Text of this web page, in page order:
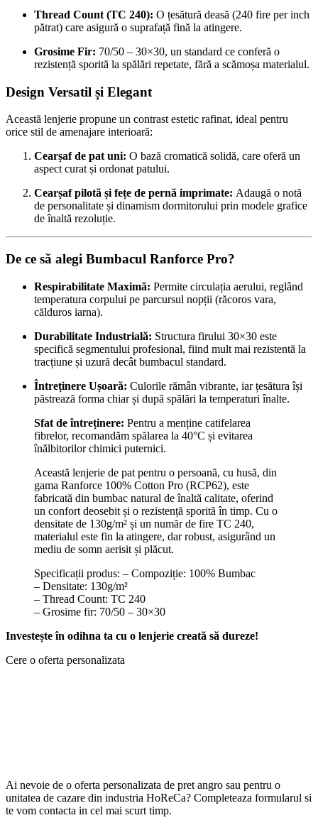
Thread Count (TC 240): O țesătură deasă (240 fire per inch
pătrat) care asigură o suprafață fină la atingere.
Grosime Fir: 70/50 – 30×30, un standard ce conferă o
rezistență sporită la spălări repetate, fără a scămoșa materialul.
Design Versatil și Elegant
Această lenjerie propune un contrast estetic rafinat, ideal pentru
orice stil de amenajare interioară:
Cearșaf de pat uni: O bază cromatică solidă, care oferă un
aspect curat și ordonat patului.
Cearșaf pilotă și fețe de pernă imprimate: Adaugă o notă
de personalitate și dinamism dormitorului prin modele grafice
de înaltă rezoluție.
De ce să alegi Bumbacul Ranforce Pro?
Respirabilitate Maximă: Permite circulația aerului, reglând
temperatura corpului pe parcursul nopții (răcoros vara,
călduros iarna).
Durabilitate Industrială: Structura firului 30×30 este
specifică segmentului profesional, fiind mult mai rezistentă la
tracțiune și uzură decât bumbacul standard.
Întreținere Ușoară: Culorile rămân vibrante, iar țesătura își
păstrează forma chiar și după spălări la temperaturi înalte.
Sfat de întreținere: Pentru a menține catifelarea
fibrelor, recomandăm spălarea la 40°C și evitarea
înălbitorilor chimici puternici.
Această lenjerie de pat pentru o persoană, cu husă, din
gama Ranforce 100% Cotton Pro (RCP62), este
fabricată din bumbac natural de înaltă calitate, oferind
un confort deosebit și o rezistență sporită în timp. Cu o
densitate de 130g/m² și un număr de fire TC 240,
materialul este fin la atingere, dar robust, asigurând un
mediu de somn aerisit și plăcut.
Specificații produs: – Compoziție: 100% Bumbac
– Densitate: 130g/m²
– Thread Count: TC 240
– Grosime fir: 70/50 – 30×30
Investește în odihna ta cu o lenjerie creată să dureze!
Cere o oferta personalizata
Ai nevoie de o oferta personalizata de pret angro sau pentru o
unitatea de cazare din industria HoReCa? Completeaza formularul si
te vom contacta in cel mai scurt timp.